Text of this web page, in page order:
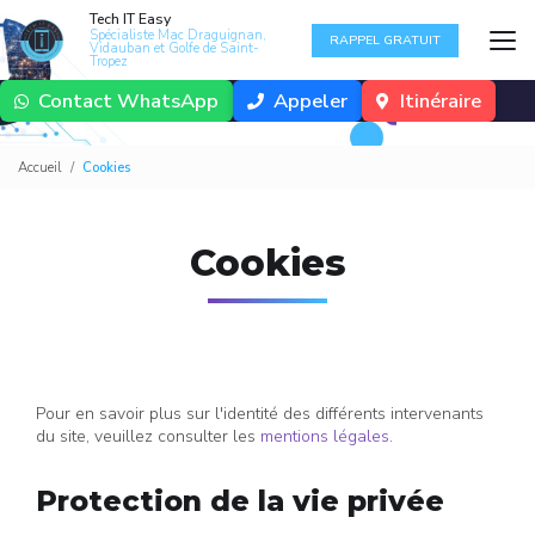
au
contenu
principal
Contact WhatsApp Appeler Itinéraire
Tech IT Easy
Spécialiste Mac Draguignan,
Vidauban et Golfe de Saint-
Tropez
RAPPEL GRATUIT
Accueil Cookies
Cookies
Pour en savoir plus sur l'identité des différents intervenants
du site, veuillez consulter les mentions légales.
Protection de la vie privée